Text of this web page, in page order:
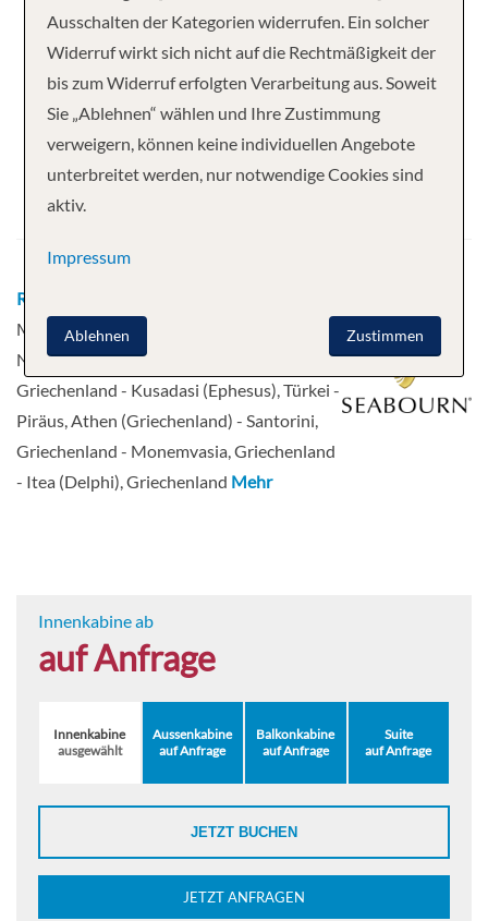
Ihre Kreuzfahrt
21 NächteSeabourn Quest
Abfahrt
Route
Mykonos, Griechische Inseln - Agios
Nikolaos, Crete, Greece - Symi - Kos,
Griechenland - Kusadasi (Ephesus), Türkei -
Piräus, Athen (Griechenland) - Santorini,
Griechenland - Monemvasia, Griechenland
- Itea (Delphi), Griechenland Mehr
Innenkabine ab
auf Anfrage
Innenkabine
ausgewählt
Aussenkabine
auf Anfrage
Balkonkabine
auf Anfrage
Suite
auf Anfrage
JETZT BUCHEN
JETZT ANFRAGEN
Ausschalten der Kategorien widerrufen. Ein solcher
Widerruf wirkt sich nicht auf die Rechtmäßigkeit der
bis zum Widerruf erfolgten Verarbeitung aus. Soweit
Sie „Ablehnen“ wählen und Ihre Zustimmung
verweigern, können keine individuellen Angebote
unterbreitet werden, nur notwendige Cookies sind
aktiv.
Impressum
Zustimmen
Ablehnen